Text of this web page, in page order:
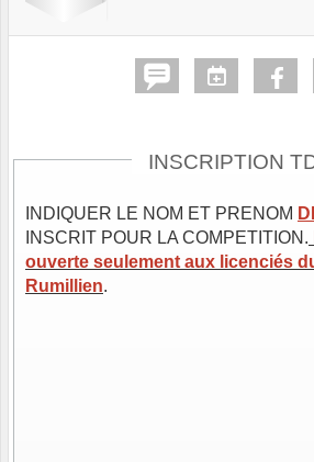
INSCRIPTION
INDIQUER LE NOM ET PRENOM
INSCRIT POUR LA COMPETITION.
ouverte seulement aux licenciés
Rumillien.